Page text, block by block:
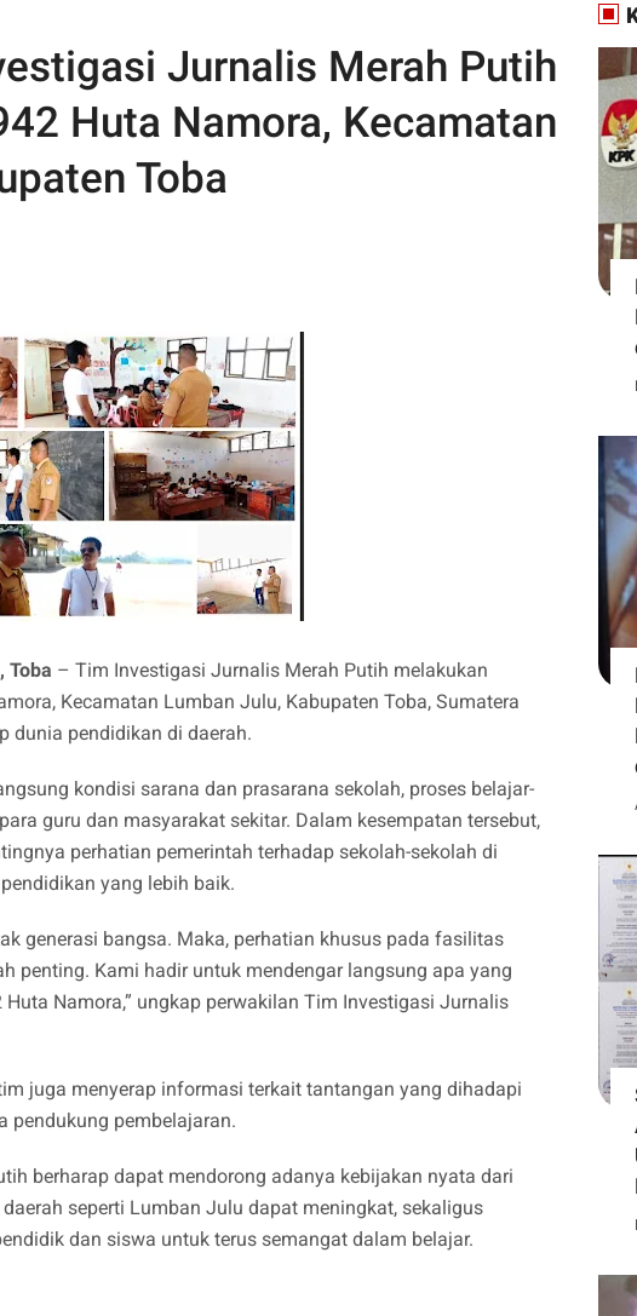
Jurnalis Merah Putih
Huta Namora, Kecamatan
Toba
Toba – Tim Investigasi Jurnalis Merah Putih melakukan
Kecamatan Lumban Julu, Kabupaten Toba, Sumatera
dunia pendidikan di daerah.
kondisi sarana dan prasarana sekolah, proses belajar-
guru dan masyarakat sekitar. Dalam kesempatan tersebut,
perhatian pemerintah terhadap sekolah-sekolah di
yang lebih baik.
generasi bangsa. Maka, perhatian khusus pada fasilitas
penting. Kami hadir untuk mendengar langsung apa yang
Namora,” ungkap perwakilan Tim Investigasi Jurnalis
juga menyerap informasi terkait tantangan yang dihadapi
pendukung pembelajaran.
berharap dapat mendorong adanya kebijakan nyata dari
seperti Lumban Julu dapat meningkat, sekaligus
dan siswa untuk terus semangat dalam belajar.